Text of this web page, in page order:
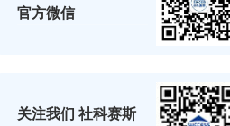
官方微信
关注我们 社科赛斯